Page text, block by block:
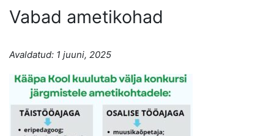
Vabad ametikohad
Avaldatud: 1 juuni, 2025